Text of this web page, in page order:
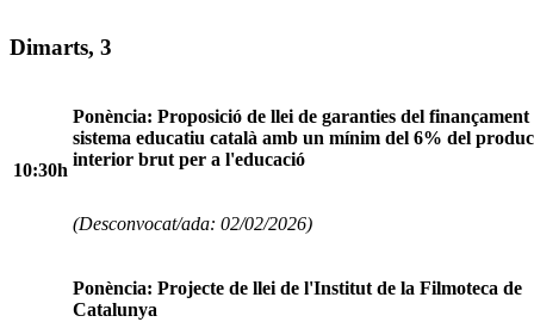
Dimarts, 3
10:30h
Ponència: Proposició de llei de garanties del finançament
sistema educatiu català amb un mínim del 6% del
interior brut per a l'educació
(Desconvocat/ada: 02/02/2026)
Ponència: Projecte de llei de l'Institut de la Filmoteca de
Catalunya